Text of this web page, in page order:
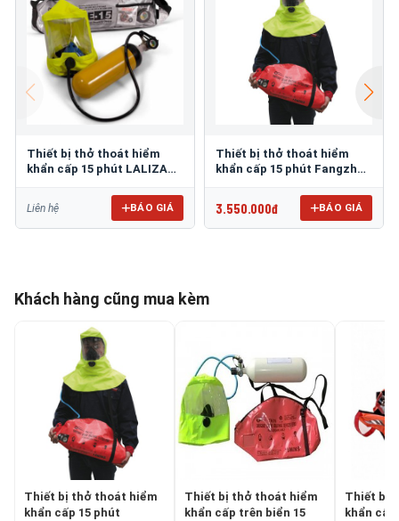
Thiết bị thở thoát hiểm
khẩn cấp 15 phút LALIZAS
Liên hệ BÁO GIÁ
Thiết bị thở thoát hiểm
khẩn cấp 15 phút Fangzhan
3.550.000đ BÁO GIÁ
Khách hàng cũng mua kèm
Thiết bị thở thoát hiểm
khẩn cấp 15 phút
Thiết bị thở thoát hiểm
khẩn cấp trên biển 15
Thiết bị
khẩn